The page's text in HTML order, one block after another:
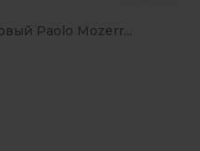
Paolo Mozerr...